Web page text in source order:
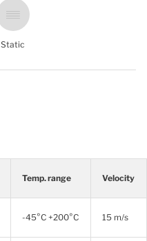
Static
Temp. range Velocity
-45°C +200°C 15 m/s